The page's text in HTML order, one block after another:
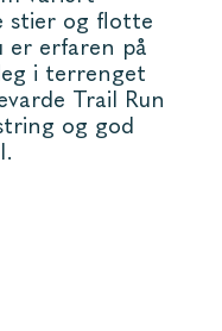
stier og flotte
er erfaren på
i terrenget
Trail Run
og god